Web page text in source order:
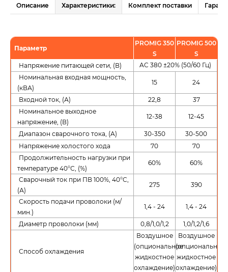
Описание Характеристики: Комплект поставки
Параметр
PROMIG 350
S
PROMIG 500
S
Напряжение питающей сети, (В)
AC 380 ±20% (50/60 Гц)
Номинальная входная мощность,
(кВА)
15 24
Входной ток, (А) 22,8
37
Номинальное выходное
напряжение, (В)
12-38 12-45
Диапазон сварочного тока, (A) 30-350
30-500
Напряжение холостого хода
70
70
Продолжительность нагрузки при
температуре 40°С, (%)
60% 60%
Сварочный ток при ПВ 100%, 40°C,
(А)
275 390
Скорость подачи проволоки (м/
мин.)
1,4 - 24 1,4 - 24
Диаметр проволоки (мм) 0,8/1,0/1,2 1,0/1,2/1,6
Способ охлаждения
Воздушное
(опциональное
жидкостное
охлаждение)
Воздушное
(опциональное
жидкостное
охлаждение)